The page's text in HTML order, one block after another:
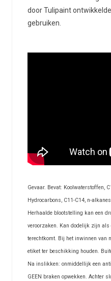
door Tulipaint ontwikkelde
gebruiken.
Gevaar. Bevat: Koolwaterstoffen,
Hydrocarbons, C11-C14, n-
Herhaalde blootstelling kan een
veroorzaken. Kan dodelijk zijn
terechtkomt. Bij het inwinnen van
etiket ter beschikking houden.
Na inslikken: onmiddellijk een
GEEN braken opwekken. Achter